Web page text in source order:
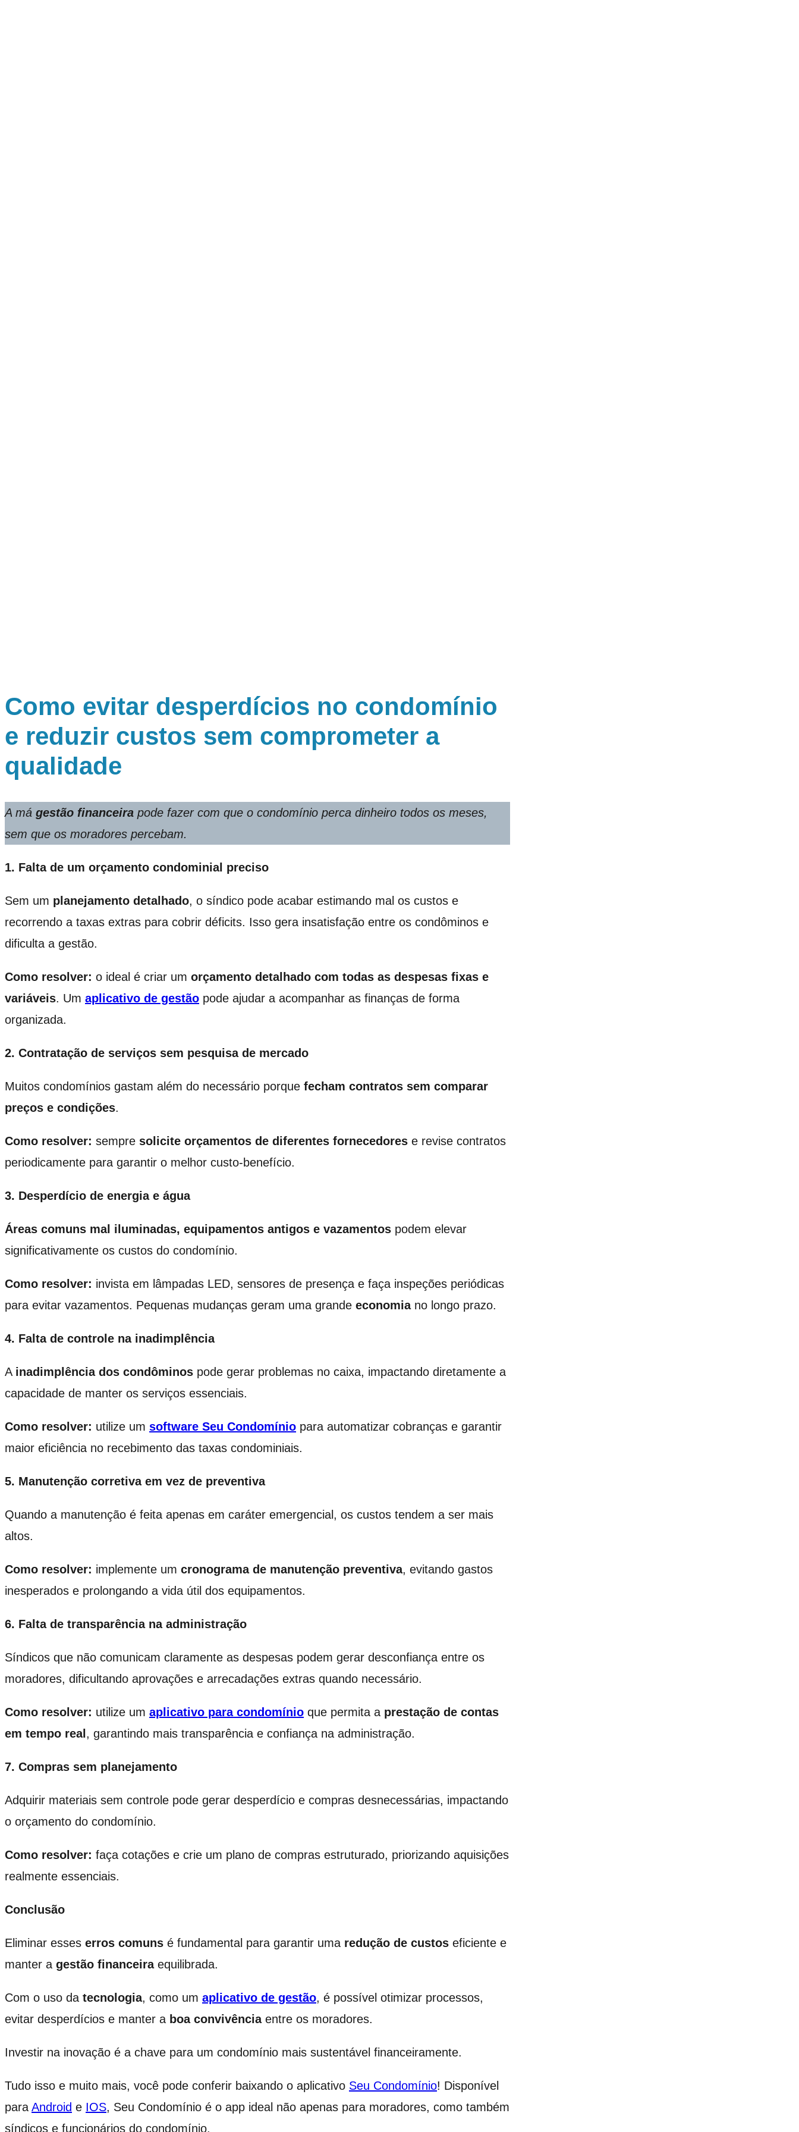
Como evitar desperdícios no condomínio
e reduzir custos sem comprometer a
qualidade
A má gestão financeira pode fazer com que o condomínio perca dinheiro todos os meses,
sem que os moradores percebam.
1. Falta de um orçamento condominial preciso
Sem um planejamento detalhado, o síndico pode acabar estimando mal os custos e
recorrendo a taxas extras para cobrir déficits. Isso gera insatisfação entre os condôminos e
dificulta a gestão.
Como resolver: o ideal é criar um orçamento detalhado com todas as despesas fixas e
variáveis. Um aplicativo de gestão pode ajudar a acompanhar as finanças de forma
organizada.
2. Contratação de serviços sem pesquisa de mercado
Muitos condomínios gastam além do necessário porque fecham contratos sem comparar
preços e condições.
Como resolver: sempre solicite orçamentos de diferentes fornecedores e revise contratos
periodicamente para garantir o melhor custo-benefício.
3. Desperdício de energia e água
Áreas comuns mal iluminadas, equipamentos antigos e vazamentos podem elevar
significativamente os custos do condomínio.
Como resolver: invista em lâmpadas LED, sensores de presença e faça inspeções periódicas
para evitar vazamentos. Pequenas mudanças geram uma grande economiano longo prazo.
4. Falta de controle na inadimplência
A inadimplência dos condôminos pode gerar problemas no caixa, impactando diretamente a
capacidade de manter os serviços essenciais.
Como resolver: utilize um software Seu Condomínio para automatizar cobranças e garantir
maior eficiência no recebimento das taxas condominiais.
5. Manutenção corretiva em vez de preventiva
Quando a manutenção é feita apenas em caráter emergencial, os custos tendem a ser mais
altos.
Como resolver: implemente um cronograma de manutenção preventiva, evitando gastos
inesperados e prolongando a vida útil dos equipamentos.
6. Falta de transparência na administração
Síndicos que não comunicam claramente as despesas podem gerar desconfiança entre os
moradores, dificultando aprovações e arrecadações extras quando necessário.
Como resolver: utilize um aplicativo para condomínio que permita a prestação de contas
em tempo real , garantindo mais transparência e confiança na administração.
7. Compras sem planejamento
Adquirir materiais sem controle pode gerar desperdício e compras desnecessárias, impactando
o orçamento do condomínio.
Como resolver: faça cotações e crie um plano de compras estruturado, priorizando aquisições
realmente essenciais.
Conclusão
Eliminar esses erros comuns é fundamental para garantir uma redução de custos eficiente e
manter a gestão financeiraequilibrada.
Com o uso da tecnologia, como um aplicativo de gestão, é possível otimizar processos,
evitar desperdícios e manter a boa convivênciaentre os moradores.
Investir na inovação é a chave para um condomínio mais sustentável financeiramente.
Tudo isso e muito mais, você pode conferir baixando o aplicativo Seu Condomínio! Disponível
para Android e IOS, Seu Condomínio é o app ideal não apenas para moradores, como também
síndicos e funcionários do condomínio.